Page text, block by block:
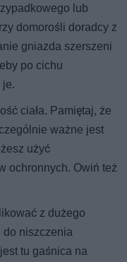
lub
domorośli doradcy z
gniazda szerszeni
po cichu
je.
ciała. Pamiętaj, że
ważne jest
użyć
ochronnych. Owiń też
z dużego
niszczenia
tu gaśnica na